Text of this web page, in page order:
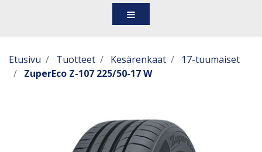
Etusivu Tuotteet Kesärenkaat
17-tuumaiset
ZuperEco Z-107 225/50-17 W